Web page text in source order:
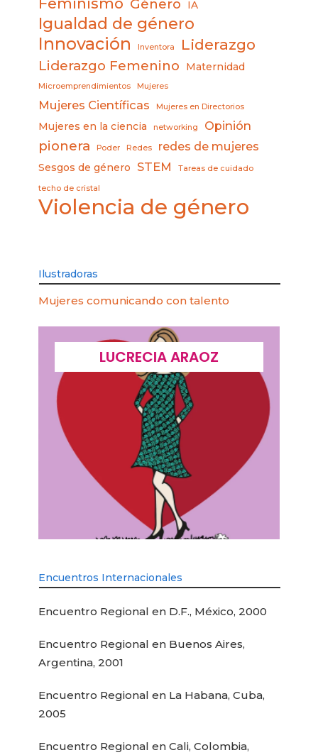
Género IA
Igualdad de género
Innovación Inventora Liderazgo
Liderazgo Femenino Maternidad
Microemprendimientos Mujeres
Mujeres Científicas Mujeres en Directorios
Mujeres en la ciencia networking Opinión
pionera Poder Redes redes de mujeres
Sesgos de género STEM Tareas de cuidado
techo de cristal
Violencia de género
Ilustradoras
Mujeres comunicando con talento
LUCRECIA ARAOZ
Encuentros Internacionales
Encuentro Regional en D.F., México, 2000
Encuentro Regional en Buenos Aires,
Argentina, 2001
Encuentro Regional en La Habana, Cuba,
2005
Encuentro Regional en Cali, Colombia,